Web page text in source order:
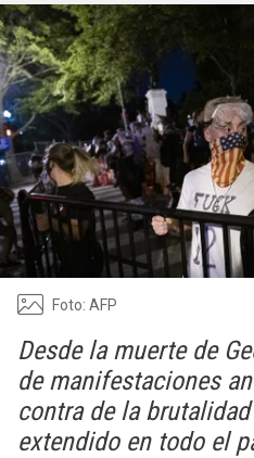
Foto: AFP
Desde la muerte de
de manifestaciones
contra de la
extendido en todo el